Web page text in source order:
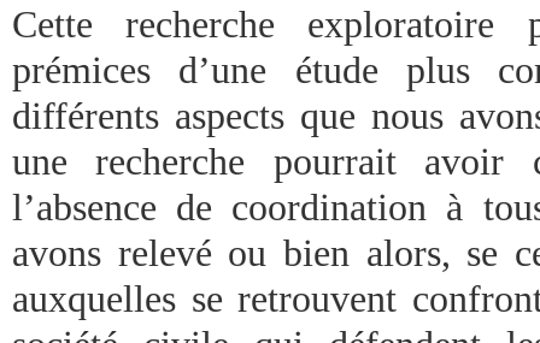
Cette recherche exploratoire
prémices d’une étude plus
différents aspects que nous
une recherche pourrait avoir
l’absence de coordination à
avons relevé ou bien alors, se
auxquelles se retrouvent